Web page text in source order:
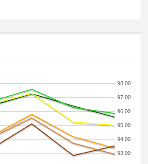
93.00
94.00
95.00
96.00
97.00
98.00